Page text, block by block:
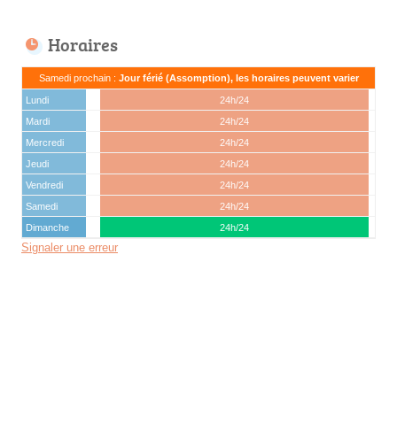
Horaires
Samedi prochain : Jour férié (Assomption), les horaires peuvent varier
Lundi
24h/24
Mardi
24h/24
Mercredi
24h/24
Jeudi
24h/24
Vendredi
24h/24
Samedi
24h/24
Dimanche
24h/24
Signaler une erreur